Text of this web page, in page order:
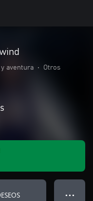
aventura • Otros
● ● ●